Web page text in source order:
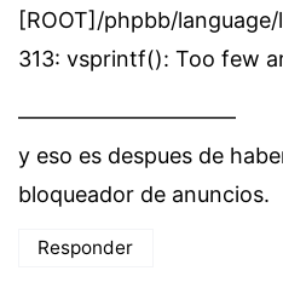
[ROOT]/phpbb/
313: vsprintf(): Too few
——————————
y eso es despues de
bloqueador de anuncios.
Responder